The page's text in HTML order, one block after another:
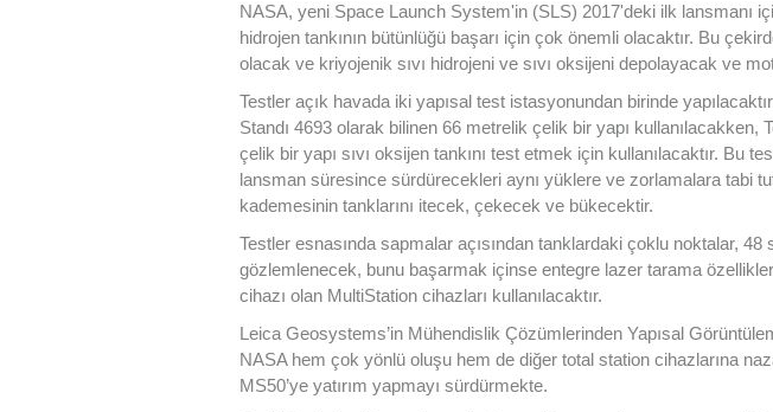
NASA, yeni Space Launch System'in (SLS) 2017'deki ilk lansmanı
hidrojen tankının bütünlüğü başarı için çok önemli olacaktır. Bu
olacak ve kriyojenik sıvı hidrojeni ve sıvı oksijeni depolayacak ve
Testler açık havada iki yapısal test istasyonundan birinde
Standı 4693 olarak bilinen 66 metrelik çelik bir yapı kullanılacakken,
çelik bir yapı sıvı oksijen tankını test etmek için kullanılacaktır. Bu
lansman süresince sürdürecekleri aynı yüklere ve zorlamalara tabi
kademesinin tanklarını itecek, çekecek ve bükecektir.
Testler esnasında sapmalar açısından tanklardaki çoklu noktalar, 48
gözlemlenecek, bunu başarmak içinse entegre lazer tarama
cihazı olan MultiStation cihazları kullanılacaktır.
Leica Geosystems’in Mühendislik Çözümlerinden Yapısal
NASA hem çok yönlü oluşu hem de diğer total station cihazlarına
MS50’ye yatırım yapmayı sürdürmekte.